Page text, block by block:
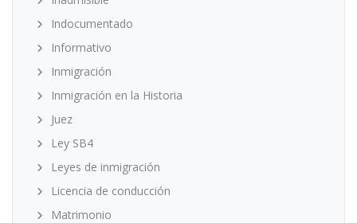
Indocumentado
Informativo
Inmigración
Inmigración en la Historia
Juez
Ley SB4
Leyes de inmigración
Licencia de conducción
Matrimonio